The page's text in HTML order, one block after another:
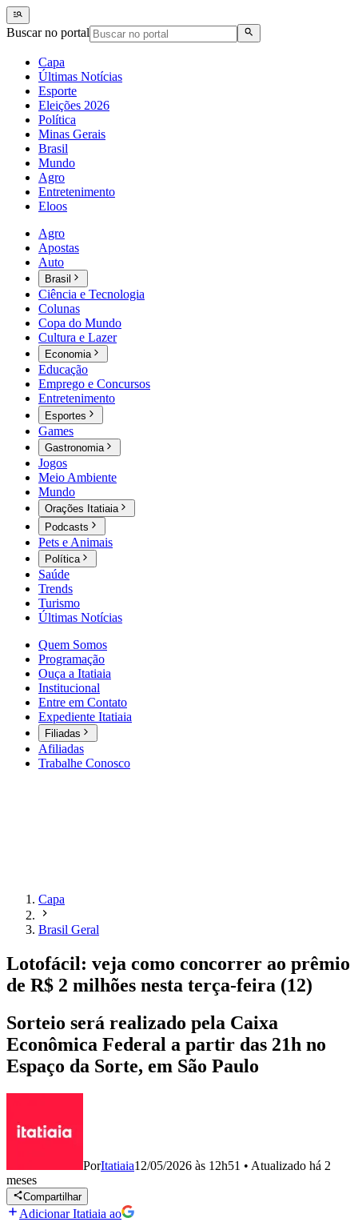
Buscar no portal
Capa
Últimas Notícias
Esporte
Eleições 2026
Política
Minas Gerais
Brasil
Mundo
Agro
Entretenimento
Eloos
Agro
Apostas
Auto
Brasil
Ciência e Tecnologia
Colunas
Copa do Mundo
Cultura e Lazer
Economia
Educação
Emprego e Concursos
Entretenimento
Esportes
Games
Gastronomia
Jogos
Meio Ambiente
Mundo
Orações Itatiaia
Podcasts
Pets e Animais
Política
Saúde
Trends
Turismo
Últimas Notícias
Quem Somos
Programação
Ouça a Itatiaia
Institucional
Entre em Contato
Expediente Itatiaia
Filiadas
Afiliadas
Trabalhe Conosco
Capa
Brasil Geral
Lotofácil: veja como concorrer ao prêmio
de R$ 2 milhões nesta terça-feira (12)
Sorteio será realizado pela Caixa
Econômica Federal a partir das 21h no
Espaço da Sorte, em São Paulo
PorItatiaia12/05/2026 às 12h51 • Atualizado há 2
meses
Compartilhar
Adicionar Itatiaia ao